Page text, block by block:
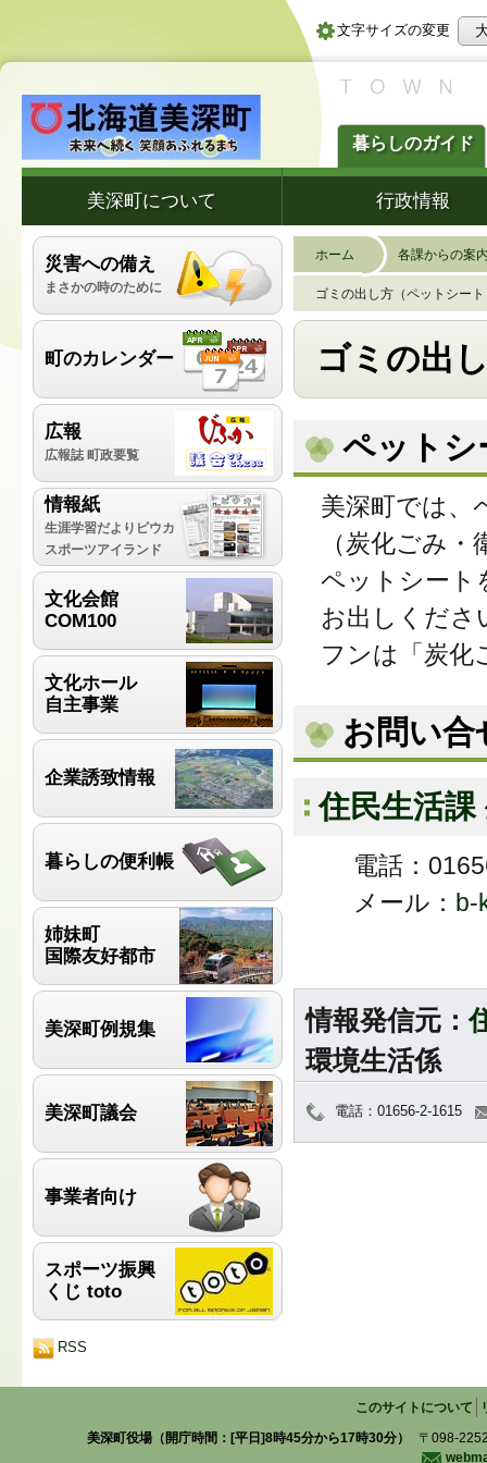
文字サイズの変更
暮らしのガイド
美深町について 行政情報
ホーム 各課からの案
ゴミの出し方（ペットシート
ゴミの出
ペットシ
美深町では、
（炭化ごみ
ペットシート
お出しくださ
フンは「炭化
お問い合
住民生活課
電話：
メール： b-
情報発信元：
環境生活係
電話：01656-2-1615
災害への備え
まさかの時のために
町のカレンダー
広報
広報誌 町政要覧
情報紙
生涯学習だよりピウカ
スポーツアイランド
文化会館
COM100
文化ホール
自主事業
企業誘致情報
暮らしの便利帳
姉妹町
国際友好都市
美深町例規集
美深町議会
事業者向け
スポーツ振興
くじ toto
RSS
このサイトについて
美深町役場（開庁時間：[平日]8時45分から17時30分）
〒098-